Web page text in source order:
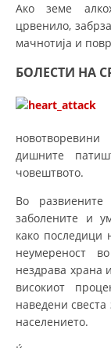
Ако земе
црвенило,
мачнотија и
БОЛЕСТИ НА
дишните
човештвото.
Во
заболените и
како последици
неумереност
нездрава храна
високиот
наведени свеста
населението.